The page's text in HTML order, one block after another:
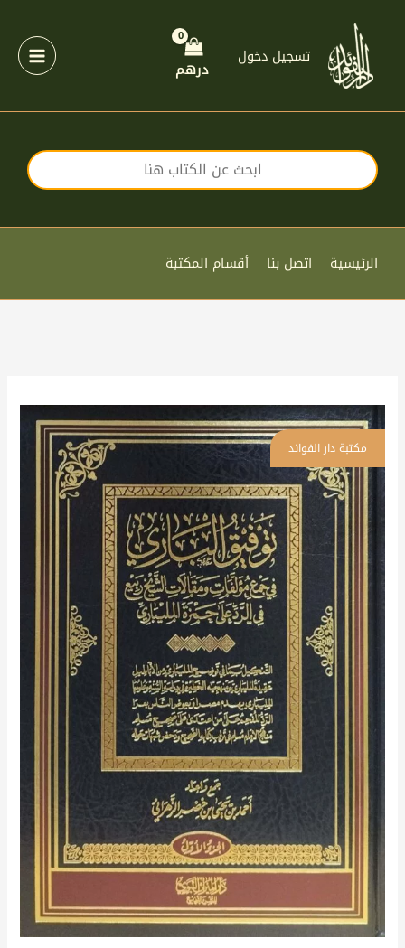
المحتوى
تسجيل دخول
درهم
الرئيسية اتصل بنا أقسام المكتبة
توفيق
الباري
في
جمع
مؤلفات
ومقالات
الشيخ
ربيع
في
الرد
على
حمزة
المليباري
\
2
مجلد